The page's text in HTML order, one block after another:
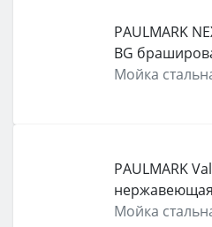
PAULMARK
BG
Мойка
PAULMARK
нержавеющая
Мойка